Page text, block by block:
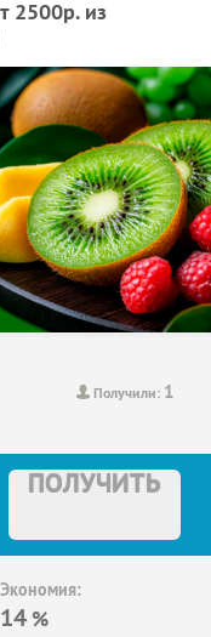
2500р. из
Получили: 1
ПОЛУЧИТЬ
Экономия:
14 %